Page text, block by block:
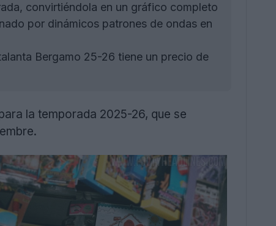
convirtiéndola en un gráfico completo
por dinámicos patrones de ondas en
Bergamo 25-26 tiene un precio de
la temporada 2025-26, que se